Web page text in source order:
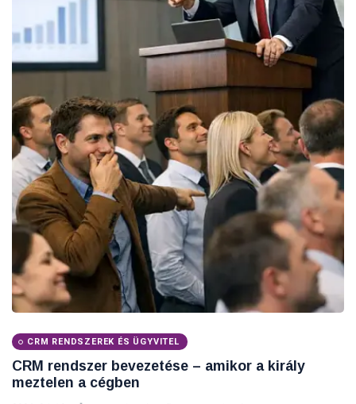
CRM RENDSZEREK ÉS ÜGYVITEL
CRM rendszer bevezetése – amikor a király
meztelen a cégben